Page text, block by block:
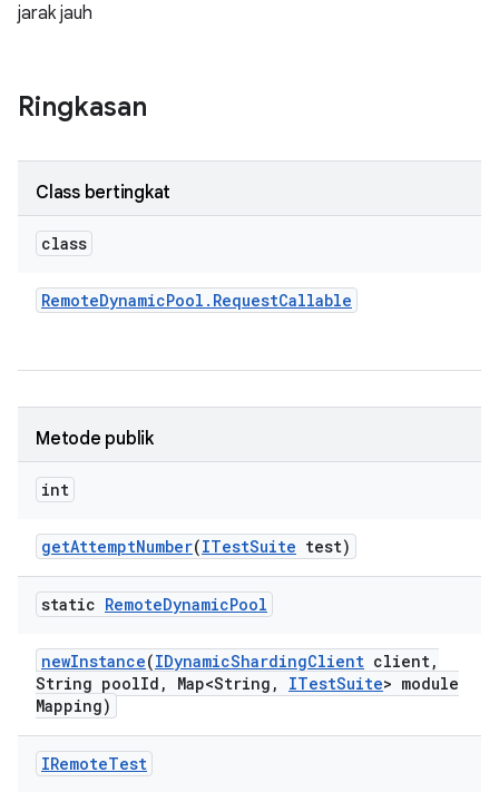
jarak jauh
Ringkasan
Class bertingkat
class
RemoteDynamicPool . RequestCallable
Metode publik
int
getAttemptNumber(ITestSuite test)
static RemoteDynamicPool
newInstance(IDynamicShardingClient client,
String poolId , Map<String , ITestSuite> module
Mapping)
IRemoteTest